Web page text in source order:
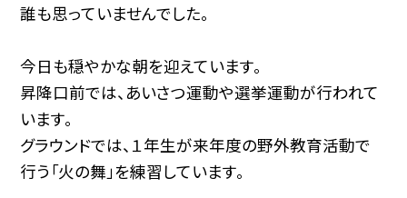
誰も思っていませんでした。
今日も穏やかな朝を迎えています。
昇降口前では、あいさつ運動や選挙運動が行われて
います。
グラウンドでは、１年生が来年度の野外教育活動で
行う「火の舞」を練習しています。